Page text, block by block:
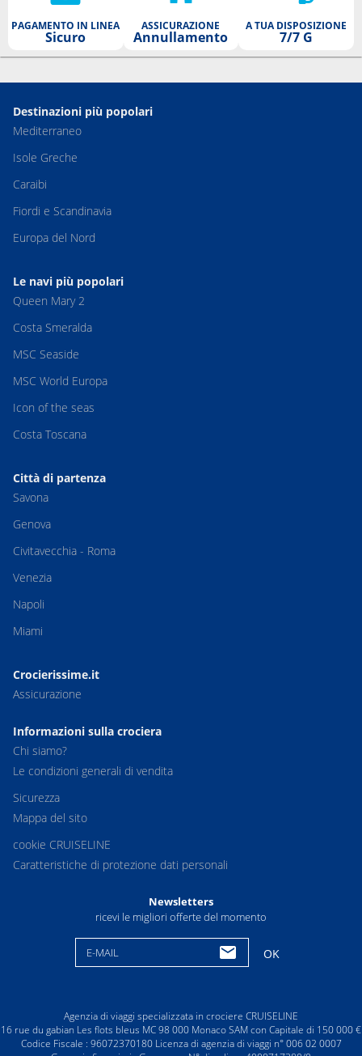
PAGAMENTO IN LINEA
Sicuro
ASSICURAZIONE
Annullamento
A TUA DISPOSIZIONE
7/7 G
Destinazioni più popolari
Mediterraneo
Isole Greche
Caraibi
Fiordi e Scandinavia
Europa del Nord
Le navi più popolari
Queen Mary 2
Costa Smeralda
MSC Seaside
MSC World Europa
Icon of the seas
Costa Toscana
Città di partenza
Savona
Genova
Civitavecchia - Roma
Venezia
Napoli
Miami
Crocierissime.it
Assicurazione
Informazioni sulla crociera
Chi siamo?
Le condizioni generali di vendita
Sicurezza
Mappa del sito
cookie CRUISELINE
Caratteristiche di protezione dati personali
Newsletters
ricevi le migliori offerte del momento
E-MAIL OK
Agenzia di viaggi specializzata in crociere CRUISELINE
16 rue du gabian Les flots bleus MC 98 000 Monaco SAM con Capitale di 150 000 €
Codice Fiscale : 96072370180 Licenza di agenzia di viaggi n° 006 02 0007